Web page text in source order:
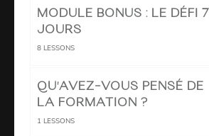
MODULE BONUS : LE DÉFI 7
JOURS
8 LESSONS
QU'AVEZ-VOUS PENSÉ DE
LA FORMATION ?
1 LESSONS